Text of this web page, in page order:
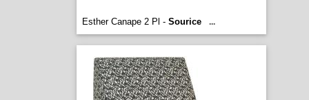
Esther Canape 2 Pl - Sourice ...